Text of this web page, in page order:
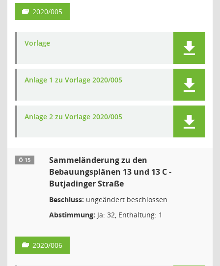
2020/005
Vorlage
Anlage 1 zu Vorlage 2020/005
Anlage 2 zu Vorlage 2020/005
Ö 15
Sammeländerung zu den
Bebauungsplänen 13 und 13 C -
Butjadinger Straße
Beschluss: ungeändert beschlossen
Abstimmung: Ja: 32, Enthaltung: 1
2020/006